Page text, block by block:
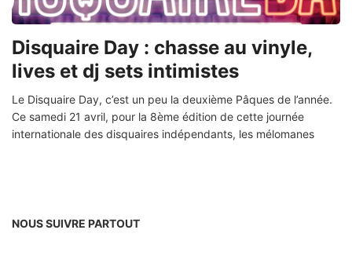
Disquaire Day : chasse au vinyle,
lives et dj sets intimistes
Le Disquaire Day, c’est un peu la deuxième Pâques de l’année.
Ce samedi 21 avril, pour la 8ème édition de cette journée
internationale des disquaires indépendants, les mélomanes
NOUS SUIVRE PARTOUT